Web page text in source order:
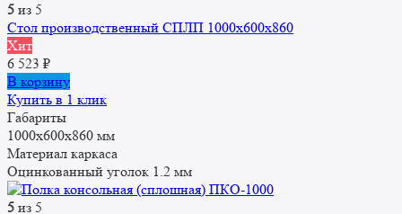
5 из 5
Стол производственный СПЛП 1000х600х860
Хит
6 523 ₽
В корзину
Купить в 1 клик
Габариты
1000x600x860 мм
Материал каркаса
Оцинкованный уголок 1.2 мм
5 из 5